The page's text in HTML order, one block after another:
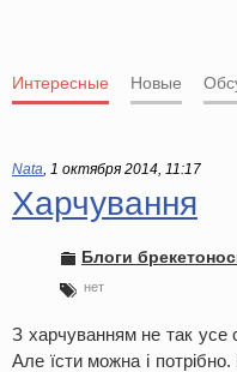
Интересные Новые
Nata, 1 октября 2014, 11:17
Харчування
Блоги
нет
З харчуванням не так усе
Але їсти можна і